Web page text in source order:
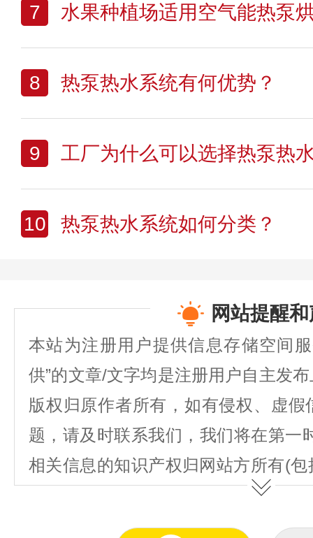
7 水果种植场适用空气能热泵
8 热泵热水系统有何优势？
9 工厂为什么可以选择热泵热
10 热泵热水系统如何分类？
网站提醒
本站为注册用户提供信息存储空间
供”的文章/文字均是注册用户自主发
版权归原作者所有，如有侵权、虚
题，请及时联系我们，我们将在第一
相关信息的知识产权归网站方所有(
图表、著作权、商标权、为用户提
不得抄袭或使用。